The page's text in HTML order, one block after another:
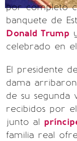
por completo
banquete de
Donald Trump
celebrado en el
El presidente
dama
de su segunda
recibidos por el
junto al
familia real